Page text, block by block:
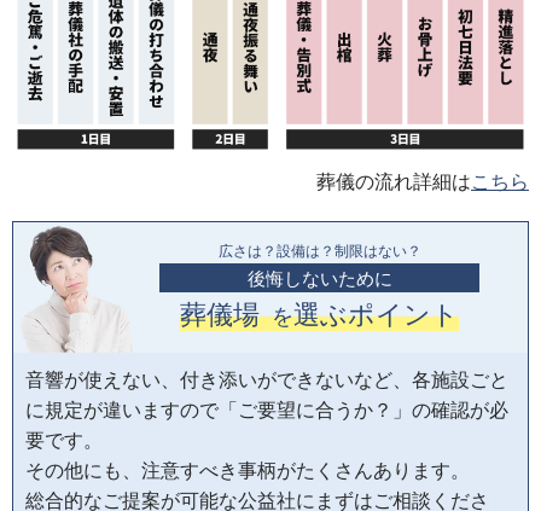
葬儀の流れ詳細はこちら
広さは？設備は？制限はない？
後悔しないために
葬儀場 を選ぶポイント
音響が使えない、付き添いができないなど、各施設ごと
に規定が違いますので「ご要望に合うか？」の確認が必
要です。
その他にも、注意すべき事柄がたくさんあります。
総合的なご提案が可能な公益社にまずはご相談くださ